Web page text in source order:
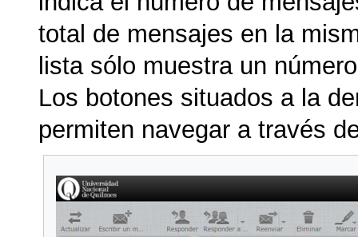
total de mensajes en la
lista sólo muestra un
Los botones situados a la
permiten navegar a través